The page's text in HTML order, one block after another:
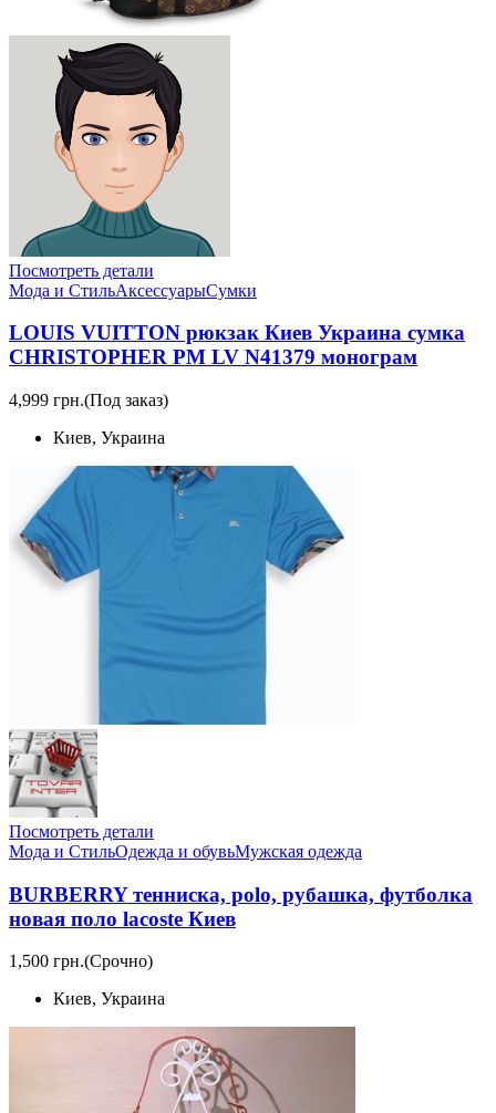
Посмотреть детали
Мода и СтильАксессуарыСумки
LOUIS VUITTON рюкзак Киев Украина сумка
CHRISTOPHER PM LV N41379 монограм
4,999 грн.(Под заказ)
Киев, Украина
Посмотреть детали
Мода и СтильОдежда и обувьМужская одежда
BURBERRY тенниска, polo, рубашка, футболка
новая поло lacoste Киев
1,500 грн.(Срочно)
Киев, Украина